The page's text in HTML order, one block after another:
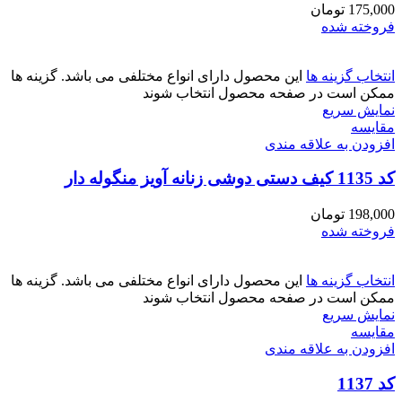
175,000 تومان
فروخته شده
انتخاب گزینه ها این محصول دارای انواع مختلفی می باشد. گزینه ها
ممکن است در صفحه محصول انتخاب شوند
نمایش سریع
مقايسه
افزودن به علاقه مندی
کد 1135 کیف دستی دوشی زنانه آویز منگوله دار
198,000 تومان
فروخته شده
انتخاب گزینه ها این محصول دارای انواع مختلفی می باشد. گزینه ها
ممکن است در صفحه محصول انتخاب شوند
نمایش سریع
مقايسه
افزودن به علاقه مندی
کد 1137